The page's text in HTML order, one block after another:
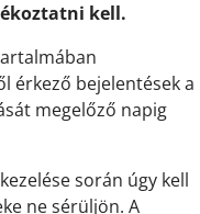
kell.
érkező bejelentések a
megelőző napig
során úgy kell
ne sérüljön. A